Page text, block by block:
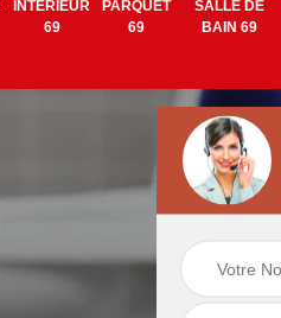
INTÉRIEUR
69
PARQUET
69
SALLE DE
BAIN 69